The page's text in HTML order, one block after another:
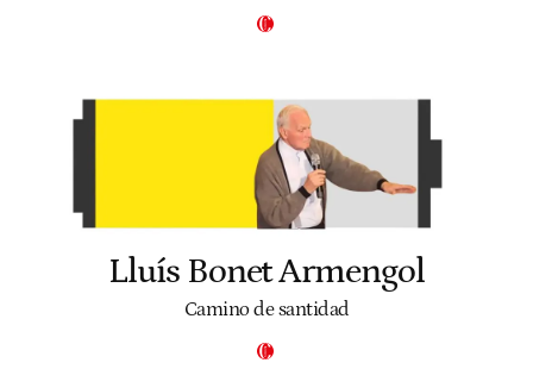
Lluís Bonet Armengol
Camino de santidad